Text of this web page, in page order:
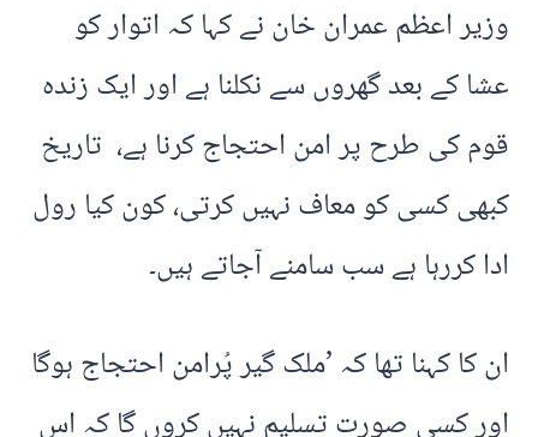
وزیر اعظم عمران خان نے کہا کہ اتوار کو
عشا کے بعد گھروں سے نکلنا ہے اور ایک زندہ
قوم کی طرح پر امن احتجاج کرنا ہے، تاریخ
کبھی کسی کو معاف نہیں کرتی، کون کیا رول
ادا کررہا ہے سب سامنے آجاتے ہیں۔
ان کا کہنا تھا کہ ’ملک گیر پُرامن احتجاج ہوگا
اور کسی صورت تسلیم نہیں کروں گا کہ اس